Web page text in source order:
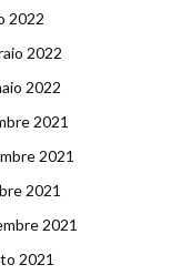
2022
2022
2022
2021
2021
2021
2021
2021